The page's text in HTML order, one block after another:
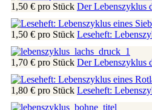
1,50 € pro Stück Der Lebenszyklus
1,50 € pro Stück Leseheft:
1,70 € pro Stück Der Lebenszyklus
1,80 € pro Stück Leseheft: